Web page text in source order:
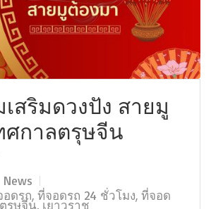
สริมดวงปัง สายมู
ศกาลตรุษจีน
News
อดรถ, ที่จอดรถ 24 ชั่วโมง, ที่จอด
รุษจีน เยาวราช